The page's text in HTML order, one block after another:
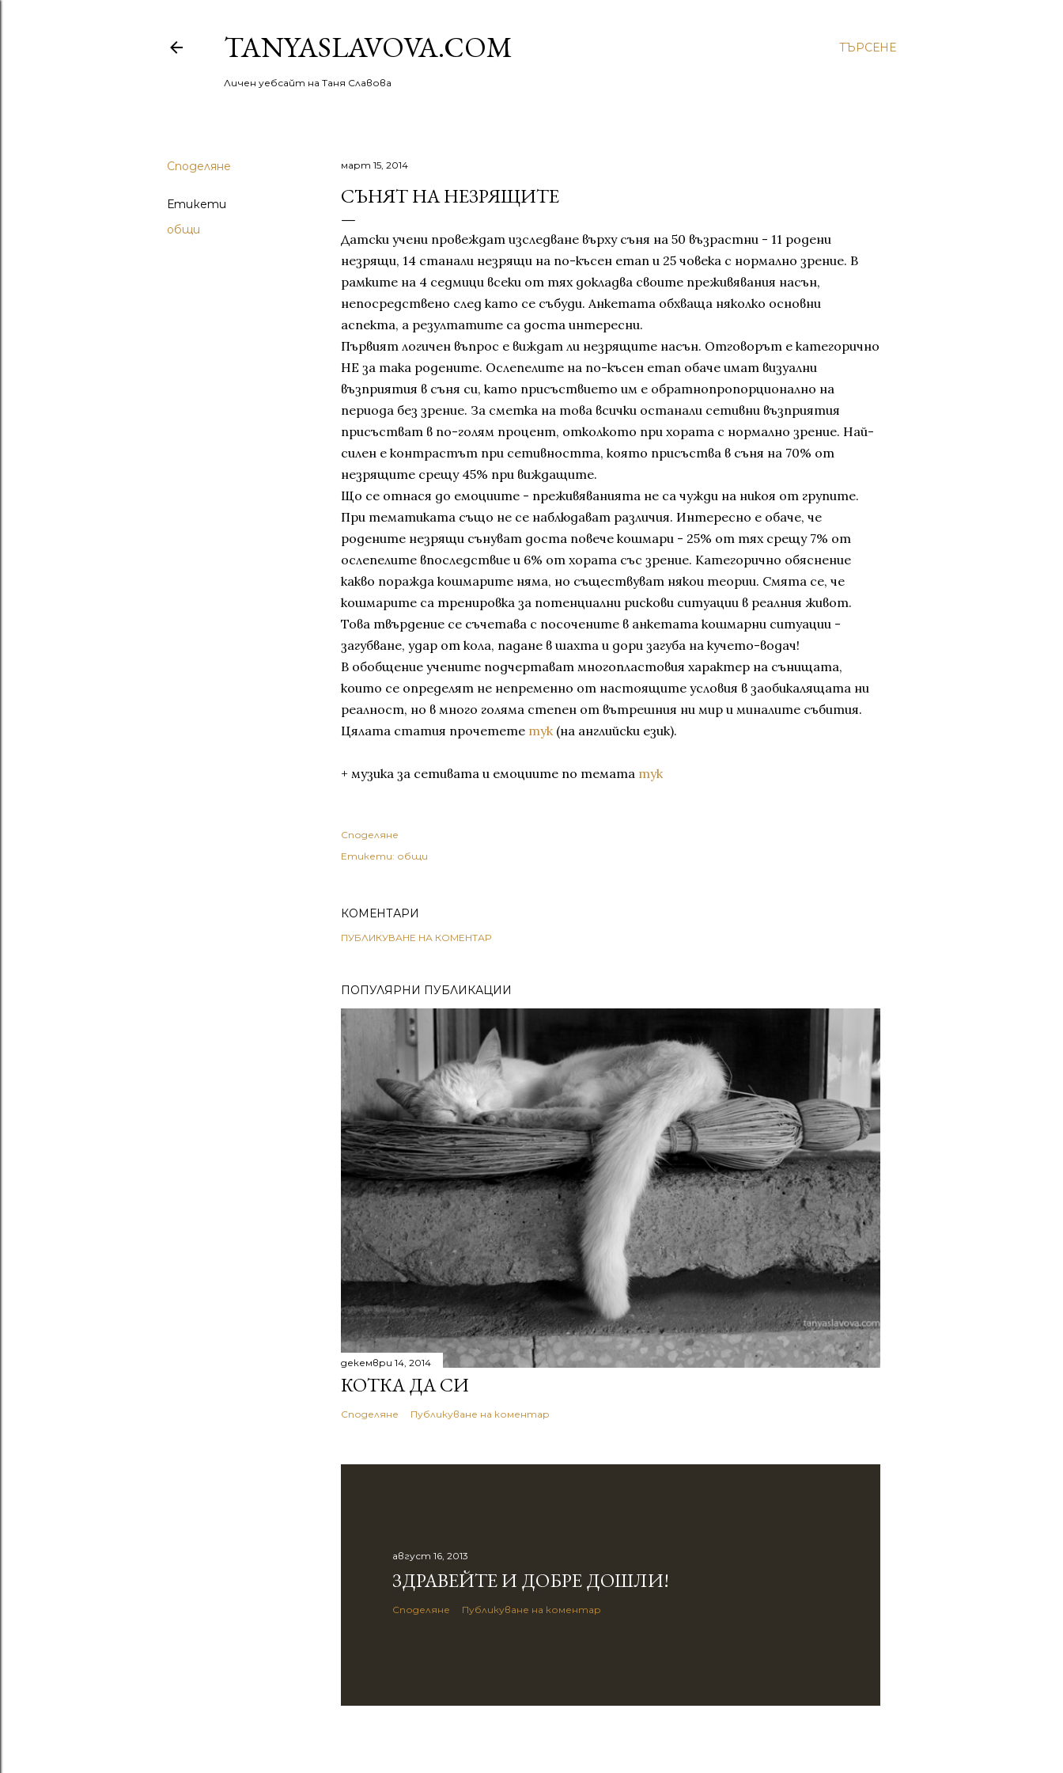
ТЪРСЕНЕ
TANYASLAVOVA.COM
Личен уебсайт на Таня Славова
Споделяне
Етикети
общи
март 15, 2014
СЪНЯТ НА НЕЗРЯЩИТЕ
Датски учени провеждат изследване върху съня на 50 възрастни - 11 родени
незрящи, 14 станали незрящи на по-късен етап и 25 човека с нормално зрение. В
рамките на 4 седмици всеки от тях докладва своите преживявания насън,
непосредствено след като се събуди. Анкетата обхваща няколко основни
аспекта, а резултатите са доста интересни.
Първият логичен въпрос е виждат ли незрящите насън. Отговорът е категорично
НЕ за така родените. Ослепелите на по-късен етап обаче имат визуални
възприятия в съня си, като присъствието им е обратнопропорционално на
периода без зрение. За сметка на това всички останали сетивни възприятия
присъстват в по-голям процент, отколкото при хората с нормално зрение. Най-
силен е контрастът при сетивността, която присъства в съня на 70% от
незрящите срещу 45% при виждащите.
Що се отнася до емоциите - преживяванията не са чужди на никоя от групите.
При тематиката също не се наблюдават различия. Интересно е обаче, че
родените незрящи сънуват доста повече кошмари - 25% от тях срещу 7% от
ослепелите впоследствие и 6% от хората със зрение. Категорично обяснение
какво поражда кошмарите няма, но съществуват някои теории. Смята се, че
кошмарите са тренировка за потенциални рискови ситуации в реалния живот.
Това твърдение се съчетава с посочените в анкетата кошмарни ситуации -
загубване, удар от кола, падане в шахта и дори загуба на кучето-водач!
В обобщение учените подчертават многопластовия характер на сънищата,
които се определят не непременно от настоящите условия в заобикалящата ни
реалност, но в много голяма степен от вътрешния ни мир и миналите събития.
Цялата статия прочетете тук(на английски език).
+ музика за сетивата и емоциите по темата тук
Споделяне
Етикети: общи
КОМЕНТАРИ
ПУБЛИКУВАНЕ НА КОМЕНТАР
ПОПУЛЯРНИ ПУБЛИКАЦИИ
декември 14, 2014
КОТКА ДА СИ
Споделяне Публикуване на коментар
август 16, 2013
ЗДРАВЕЙТЕ И ДОБРЕ ДОШЛИ!
Споделяне Публикуване на коментар